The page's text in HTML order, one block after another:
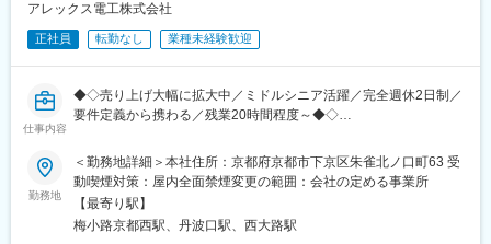
アレックス電工株式会社
正社員 転勤なし 業種未経験歓迎
仕事内容
◆◇売り上げ大幅に拡大中／ミドルシニア活躍／完全週休2日制／
要件定義から携わる／残業20時間程度～◆◇
自動化・省力化機械または、照明機器などのソフトウェア開発を
お任せします。同社では、要件定義から、製造まで一貫体制で行
っているためスピーディーな対応で大手メーカーからの受注が相
次いでいます。
■職務内容
勤務地
＜勤務地詳細＞本社住所：京都府京都市下京区朱雀北ノ口町63 受
動喫煙対策：屋内全面禁煙変更の範囲：会社の定める事業所
【最寄り駅】
梅小路京都西駅、丹波口駅、西大路駅